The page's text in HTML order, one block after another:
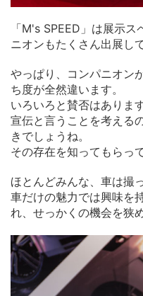
「M's SPEED」は展示
ニオンもたくさん出展し
やっぱり、コンパニオン
ち度が全然違います。
いろいろと賛否はありま
宣伝と言うことを考える
きでしょうね。
その存在を知ってもらっ
ほとんどみんな、車は撮
車だけの魅力では興味を
れ、せっかくの機会を狭